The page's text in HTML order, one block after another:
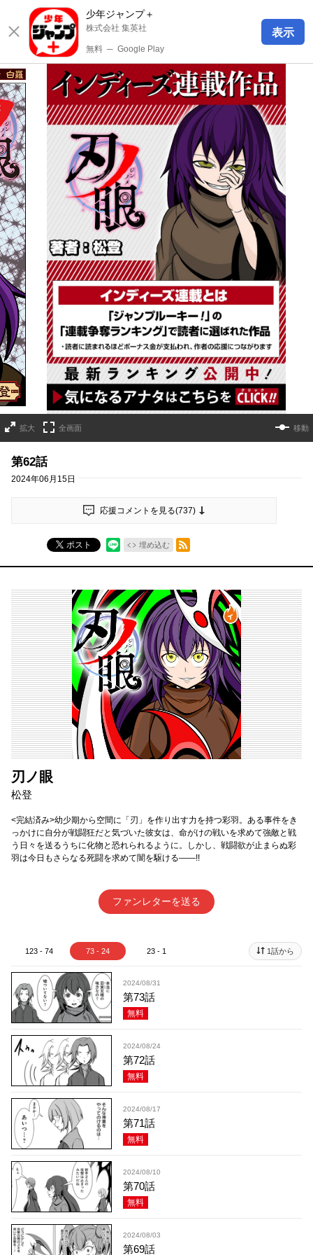
少年ジャンプ＋
株式会社 集英社
無料 ─ Google Play
表示
詳細ページへのリンク
拡大 全画面 移動
第62話
2024年06月15日
応援コメントを見る(737)
ポスト 埋め込む
RSSフィード
刃ノ眼
松登
<完結済み>幼少期から空間に「刃」を作り出す力を持つ彩羽。ある事件をき
っかけに自分が戦闘狂だと気づいた彼女は、命がけの戦いを求めて強敵と戦
う日々を送るうちに化物と恐れられるように。しかし、戦闘欲が止まらぬ彩
羽は今日もさらなる死闘を求めて闇を駆ける――!!
ファンレターを送る
123 - 74 73 - 24 23 - 1 1話から
2024/08/31
第73話
無料
2024/08/24
第72話
無料
2024/08/17
第71話
無料
2024/08/10
第70話
無料
2024/08/03
第69話